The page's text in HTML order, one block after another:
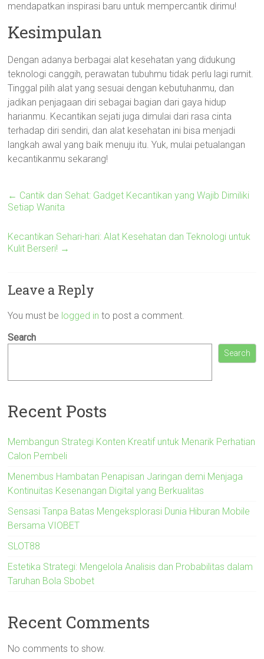
mendapatkan inspirasi baru untuk mempercantik dirimu!
Kesimpulan
Dengan adanya berbagai alat kesehatan yang didukung
teknologi canggih, perawatan tubuhmu tidak perlu lagi rumit.
Tinggal pilih alat yang sesuai dengan kebutuhanmu, dan
jadikan penjagaan diri sebagai bagian dari gaya hidup
harianmu. Kecantikan sejati juga dimulai dari rasa cinta
terhadap diri sendiri, dan alat kesehatan ini bisa menjadi
langkah awal yang baik menuju itu. Yuk, mulai petualangan
kecantikanmu sekarang!
← Cantik dan Sehat: Gadget Kecantikan yang Wajib Dimiliki
Setiap Wanita
Kecantikan Sehari-hari: Alat Kesehatan dan Teknologi untuk
Kulit Berseri! →
Leave a Reply
You must be logged in to post a comment.
Search
Search
Recent Posts
Membangun Strategi Konten Kreatif untuk Menarik Perhatian
Calon Pembeli
Menembus Hambatan Penapisan Jaringan demi Menjaga
Kontinuitas Kesenangan Digital yang Berkualitas
Sensasi Tanpa Batas Mengeksplorasi Dunia Hiburan Mobile
Bersama VIOBET
SLOT88
Estetika Strategi: Mengelola Analisis dan Probabilitas dalam
Taruhan Bola Sbobet
Recent Comments
No comments to show.